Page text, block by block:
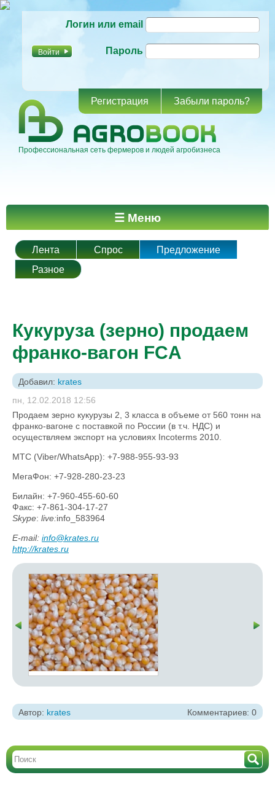
основному
Логин или email
Пароль
Регистрация Забыли пароль?
Профессиональная сеть фермеров и людей агробизнеса
Главное меню ☰ Меню
Лента Спрос
Предложение
Разное
Кукуруза (зерно) продаем
франко-вагон FCA
Добавил: krates
пн, 12.02.2018 12:56
Продаем зерно кукурузы 2, 3 класса в объеме от 560 тонн на
франко-вагоне с поставкой по России (в т.ч. НДС) и
осуществляем экспорт на условиях Incoterms 2010.
МТС (Viber/WhatsApp): +7-988-955-93-93
МегаФон: +7-928-280-23-23
Билайн: +7-960-455-60-60
Факс: +7-861-304-17-27
Skype: live:info_583964
Е-mail: info@krates.ru
http://krates.ru
Автор: krates Комментариев: 0